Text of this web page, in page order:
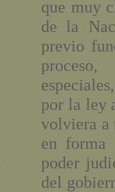
que muy
de la
previo
por la ley
volviera a
en forma
poder
del